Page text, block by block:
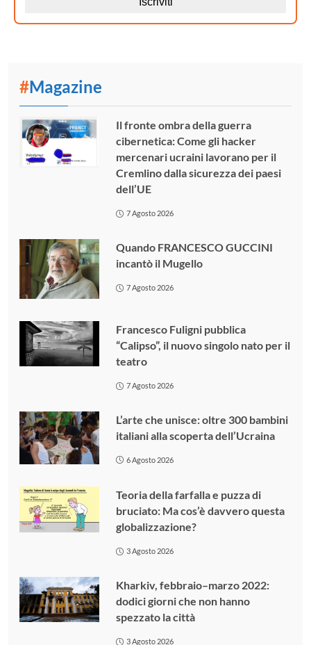
#Magazine
Il fronte ombra della guerra
cibernetica: Come gli hacker
mercenari ucraini lavorano per il
Cremlino dalla sicurezza dei paesi
dell’UE
7 Agosto 2026
Quando FRANCESCO GUCCINI
incantò il Mugello
7 Agosto 2026
Francesco Fuligni pubblica
“Calipso”, il nuovo singolo nato per il
teatro
7 Agosto 2026
L’arte che unisce: oltre 300 bambini
italiani alla scoperta dell’Ucraina
6 Agosto 2026
Teoria della farfalla e puzza di
bruciato: Ma cos’è davvero questa
globalizzazione?
3 Agosto 2026
Kharkiv, febbraio–marzo 2022:
dodici giorni che non hanno
spezzato la città
3 Agosto 2026